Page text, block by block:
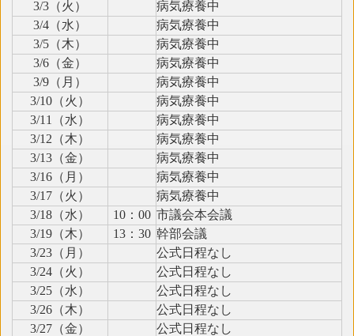
3/3（火）
病気療養中
3/4（水）
病気療養中
3/5（木）
病気療養中
3/6（金）
病気療養中
3/9（月）
病気療養中
3/10（火）
病気療養中
3/11（水）
病気療養中
3/12（木）
病気療養中
3/13（金）
病気療養中
3/16（月）
病気療養中
3/17（火）
病気療養中
3/18（水）
10：00 市議会本会議
3/19（木）
13：30 幹部会議
3/23（月）
公式日程なし
3/24（火）
公式日程なし
3/25（水）
公式日程なし
3/26（木）
公式日程なし
3/27（金）
公式日程なし